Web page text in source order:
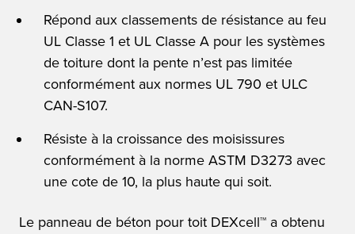
Répond aux classements de résistance au feu
UL Classe 1 et UL Classe A pour les systèmes
de toiture dont la pente n’est pas limitée
conformément aux normes UL 790 et ULC
CAN-S107.
Résiste à la croissance des moisissures
conformément à la norme ASTM D3273 avec
une cote de 10, la plus haute qui soit.
Le panneau de béton pour toit DEXcell™ a obtenu